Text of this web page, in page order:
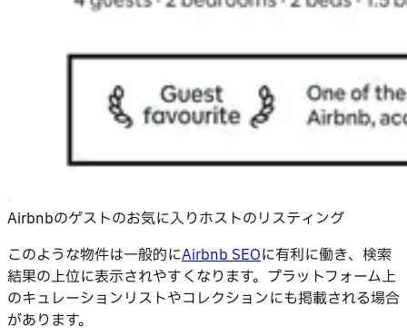
Airbnbのゲストのお気に入りホストのリスティング
このような物件は一般的にAirbnb SEOに有利に働き、検索
結果の上位に表示されやすくなります。プラットフォーム上
のキュレーションリストやコレクションにも掲載される場合
があります。